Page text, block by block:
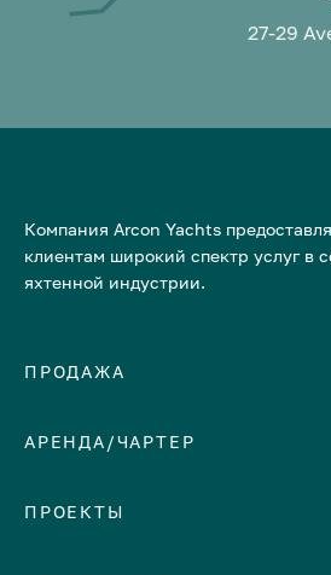
27-29
Компания Arcon Yachts
клиентам широкий спектр услуг в
яхтенной индустрии.
ПРОДАЖА
Количество кают
АРЕНДА/ЧАРТЕР
ЕВРОПА
ПРОЕКТЫ